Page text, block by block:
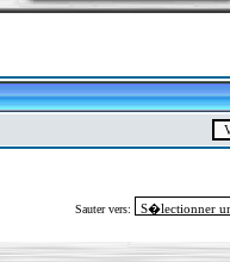
Sauter vers: